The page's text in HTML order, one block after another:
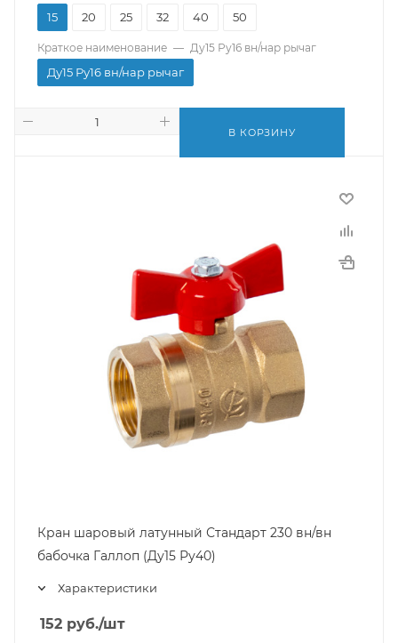
15 20 25 32 40 50
Краткое наименование — Ду15 Ру16 вн/нар рычаг
Ду15 Ру16 вн/нар рычаг
В КОРЗИНУ
Кран шаровый латунный Стандарт 230 вн/вн
бабочка Галлоп (Ду15 Ру40)
Характеристики
152 руб./шт